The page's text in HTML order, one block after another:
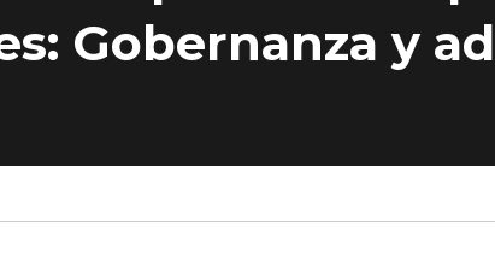
Gobernanza y